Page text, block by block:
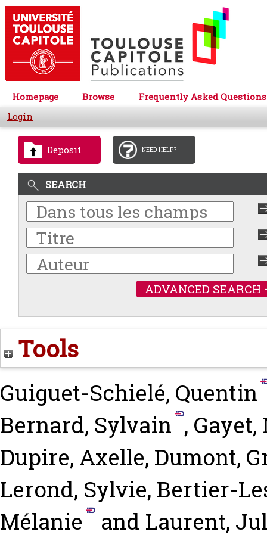
Homepage Browse
Frequently Asked Questions
Login
Deposit NEED HELP?
SEARCH
ADVANCED SEARCH
Tools
Guiguet-Schielé, Quentin
Bernard, Sylvain ,
Dupire, Axelle, Dumont,
Lerond, Sylvie, Bertier-
Mélanie
and Laurent,